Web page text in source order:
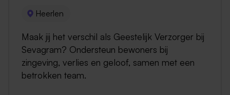
Heerlen
Maak jij het verschil als Geestelijk Verzorger bij
Sevagram? Ondersteun bewoners bij
zingeving, verlies en geloof, samen met een
betrokken team.